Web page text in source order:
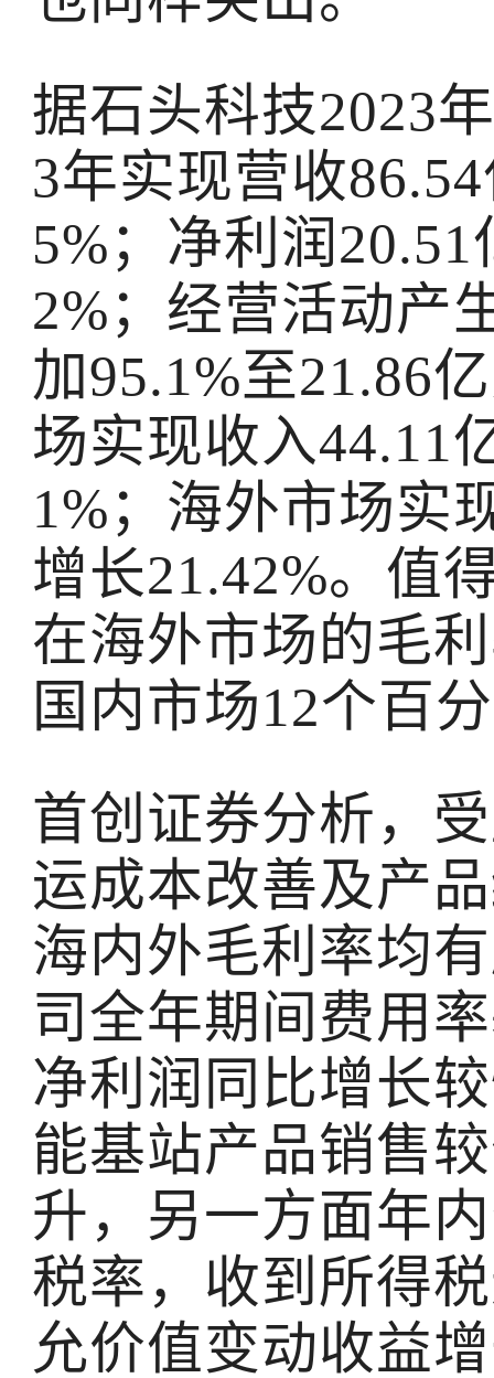
据石头科技2023
3年实现营收
5%；净利润
2%；经营活动产
加95.1%至21.86
场实现收入44.11
1%；海外市场实
增长21.42%。值
在海外市场的毛
国内市场12个百
首创证券分析，
运成本改善及产
海内外毛利率均
司全年期间费用
净利润同比增长
能基站产品销售
升，另一方面年
税率，收到所得
允价值变动收益